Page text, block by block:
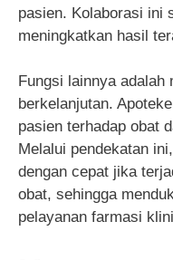
pasien. Kolaborasi ini
meningkatkan hasil
Fungsi lainnya adalah
berkelanjutan.
pasien terhadap obat
Melalui pendekatan
dengan cepat jika
obat, sehingga
pelayanan farmasi